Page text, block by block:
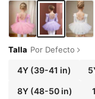
Talla Por Defecto
4Y(39-41 in)
8Y(48-50 in)